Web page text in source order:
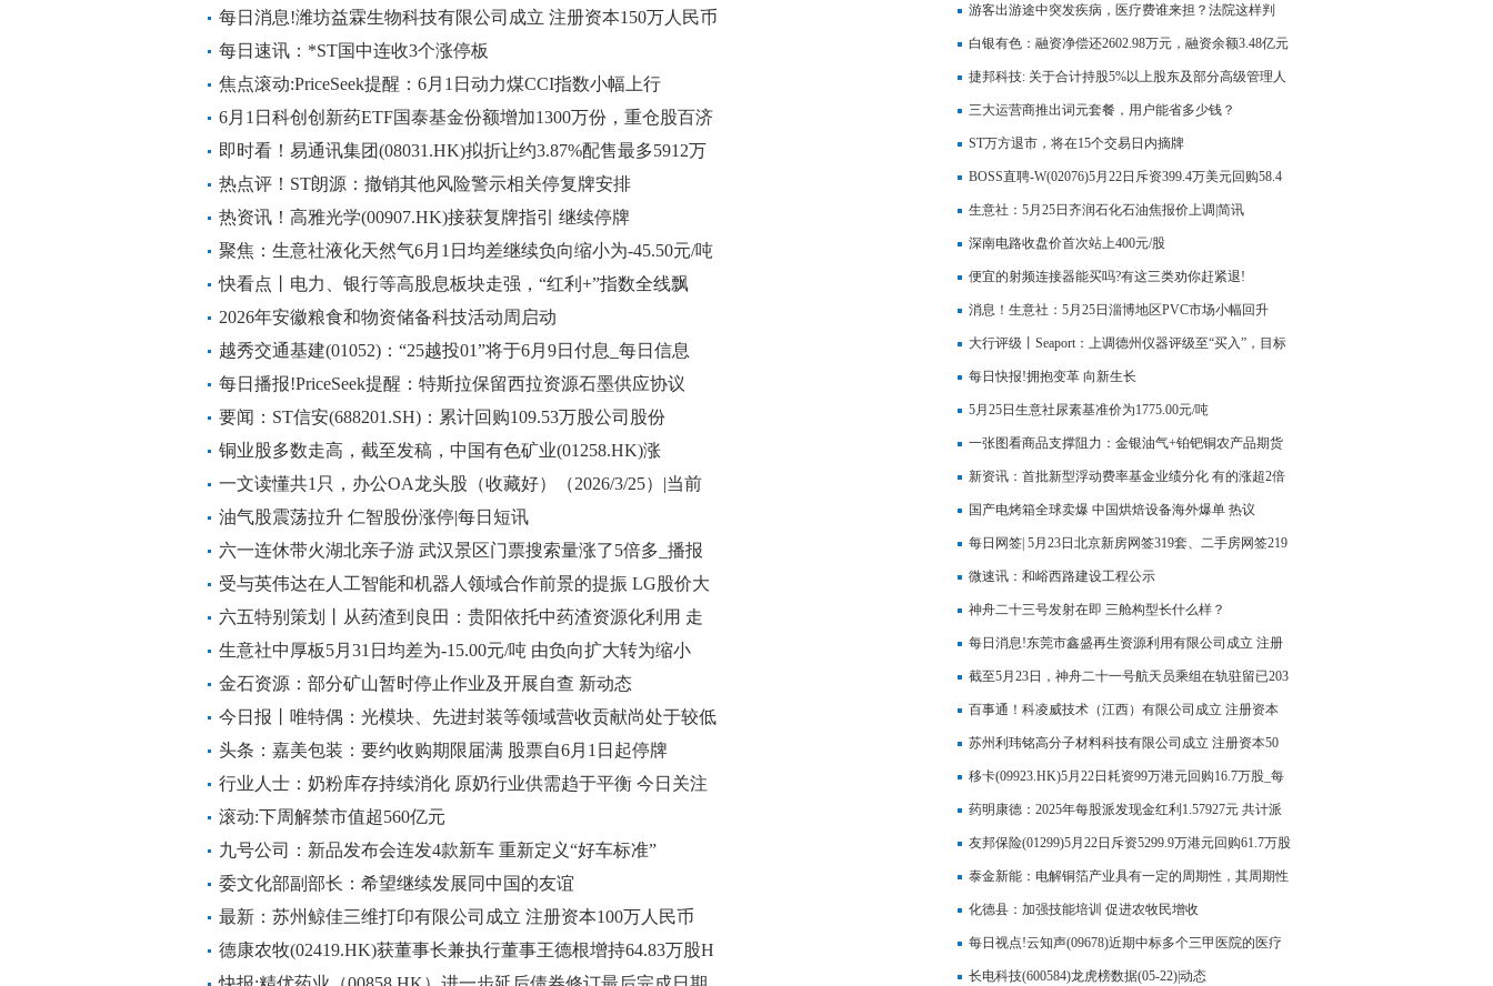
元/吨
每日消息!潍坊益霖生物科技有限公司成立 注册资本150万人民币
每日速讯：*ST国中连收3个涨停板
焦点滚动:PriceSeek提醒：6月1日动力煤CCI指数小幅上行
6月1日科创创新药ETF国泰基金份额增加1300万份，重仓股百济
神州、艾力斯、百利天恒|焦点速递
即时看！易通讯集团(08031.HK)拟折让约3.87%配售最多5912万
股 净筹约1714万港元
热点评！ST朗源：撤销其他风险警示相关停复牌安排
热资讯！高雅光学(00907.HK)接获复牌指引 继续停牌
聚焦：生意社液化天然气6月1日均差继续负向缩小为-45.50元/吨
快看点丨电力、银行等高股息板块走强，“红利+”指数全线飘
红，资金连续加仓红利低波ETF易方达（563020）
2026年安徽粮食和物资储备科技活动周启动
越秀交通基建(01052)：“25越投01”将于6月9日付息_每日信息
每日播报!PriceSeek提醒：特斯拉保留西拉资源石墨供应协议
要闻：ST信安(688201.SH)：累计回购109.53万股公司股份
铜业股多数走高，截至发稿，中国有色矿业(01258.HK)涨
5.68%，报14.32港元
一文读懂共1只，办公OA龙头股（收藏好）（2026/3/25）|当前
资讯
油气股震荡拉升 仁智股份涨停|每日短讯
六一连休带火湖北亲子游 武汉景区门票搜索量涨了5倍多_播报
受与英伟达在人工智能和机器人领域合作前景的提振 LG股价大
涨_每日速读
六五特别策划丨从药渣到良田：贵阳依托中药渣资源化利用 走
出固废循环利用新路径 每日讯息
生意社中厚板5月31日均差为-15.00元/吨 由负向扩大转为缩小
金石资源：部分矿山暂时停止作业及开展自查 新动态
今日报丨唯特偶：光模块、先进封装等领域营收贡献尚处于较低
水平
头条：嘉美包装：要约收购期限届满 股票自6月1日起停牌
行业人士：奶粉库存持续消化 原奶行业供需趋于平衡 今日关注
滚动:下周解禁市值超560亿元
九号公司：新品发布会连发4款新车 重新定义“好车标准”
委文化部副部长：希望继续发展同中国的友谊
最新：苏州鲸佳三维打印有限公司成立 注册资本100万人民币
德康农牧(02419.HK)获董事长兼执行董事王德根增持64.83万股H
焦
游客出游途中突发疾病，医疗费谁来担？法院这样判
白银有色：融资净偿还2602.98万元，融资余额3.48亿元
每日播报
捷邦科技: 关于合计持股5%以上股东及部分高级管理人
员减持计划期限届满暨实施结果的公告
三大运营商推出词元套餐，用户能省多少钱？
ST万方退市，将在15个交易日内摘牌
BOSS直聘-W(02076)5月22日斥资399.4万美元回购58.4
万股
生意社：5月25日齐润石化石油焦报价上调|简讯
深南电路收盘价首次站上400元/股
便宜的射频连接器能买吗?有这三类劝你赶紧退!
消息！生意社：5月25日淄博地区PVC市场小幅回升
大行评级丨Seaport：上调德州仪器评级至“买入”，目标
价400美元|焦点报道
每日快报!拥抱变革 向新生长
5月25日生意社尿素基准价为1775.00元/吨
一张图看商品支撑阻力：金银油气+铂钯铜农产品期货
(2026年5月25日) 今日快讯
新资讯：首批新型浮动费率基金业绩分化 有的涨超2倍
有的仍在亏损
国产电烤箱全球卖爆 中国烘焙设备海外爆单 热议
每日网签| 5月23日北京新房网签319套、二手房网签219
套
微速讯：和峪西路建设工程公示
神舟二十三号发射在即 三舱构型长什么样？
每日消息!东莞市鑫盛再生资源利用有限公司成立 注册
资本1万人民币
截至5月23日，神舟二十一号航天员乘组在轨驻留已203
天，有望刷新中国航天员乘组在轨驻留最长纪录
百事通！科凌威技术（江西）有限公司成立 注册资本
300万人民币
苏州利玮铭高分子材料科技有限公司成立 注册资本50
万人民币 当前热议
移卡(09923.HK)5月22日耗资99万港元回购16.7万股_每
日快播
药明康德：2025年每股派发现金红利1.57927元 共计派
发现金红利约47.12亿元_每日速讯
友邦保险(01299)5月22日斥资5299.9万港元回购61.7万股
每日报道
泰金新能：电解铜箔产业具有一定的周期性，其周期性
也传导至电解铜箔装备行业
化德县：加强技能培训 促进农牧民增收
每日视点!云知声(09678)近期中标多个三甲医院的医疗
大模型项目
长电科技(600584)龙虎榜数据(05-22)|动态